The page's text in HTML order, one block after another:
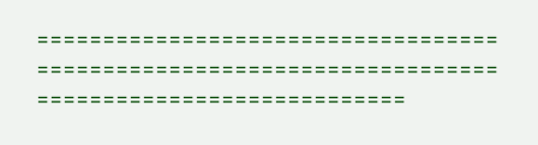
===================================
===================================
============================